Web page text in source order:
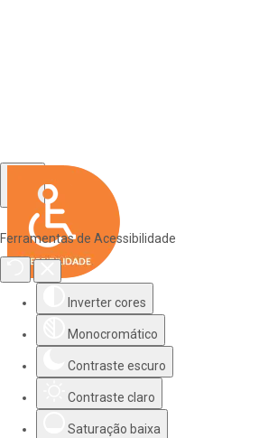
Ferramentas de Acessibilidade
Inverter cores
Monocromático
Contraste escuro
Contraste claro
Saturação baixa